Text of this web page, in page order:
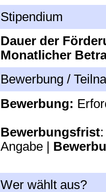
Stipendium
Dauer der
Monatlicher
Bewerbung /
Bewerbung:
Bewerbungsfrist
Angabe |
Wer wählt aus?